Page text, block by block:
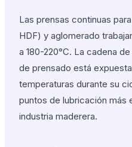
Las prensas continuas
HDF) y aglomerado
a 180-220°C. La cadena
de prensado está
temperaturas durante su
puntos de lubricación más
industria maderera.